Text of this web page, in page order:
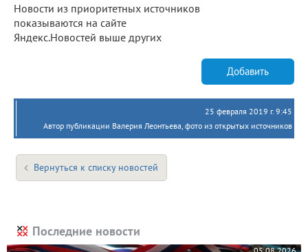
Новости из приоритетных источников
показываются на сайте
Яндекс.Новостей выше других
Добавить
25 февраля 2019 г. 9:45
Автор публикации Валерия Леонтьева, фото из открытых источников
Вернуться к списку новостей
Последние новости